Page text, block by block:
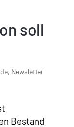
soll
, Newsletter
Bestand